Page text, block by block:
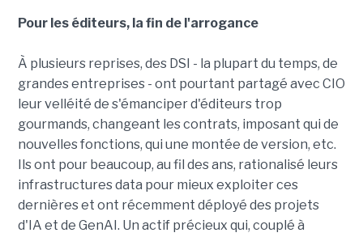
Pour les éditeurs, la fin de l'arrogance
À plusieurs reprises, des DSI - la plupart du temps, de
grandes entreprises - ont pourtant partagé avec CIO
leur velléité de s'émanciper d'éditeurs trop
gourmands, changeant les contrats, imposant qui de
nouvelles fonctions, qui une montée de version, etc.
Ils ont pour beaucoup, au fil des ans, rationalisé leurs
infrastructures data pour mieux exploiter ces
dernières et ont récemment déployé des projets
d'IA et de GenAI. Un actif précieux qui, couplé à